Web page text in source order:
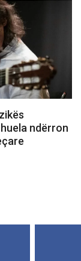
ndërron